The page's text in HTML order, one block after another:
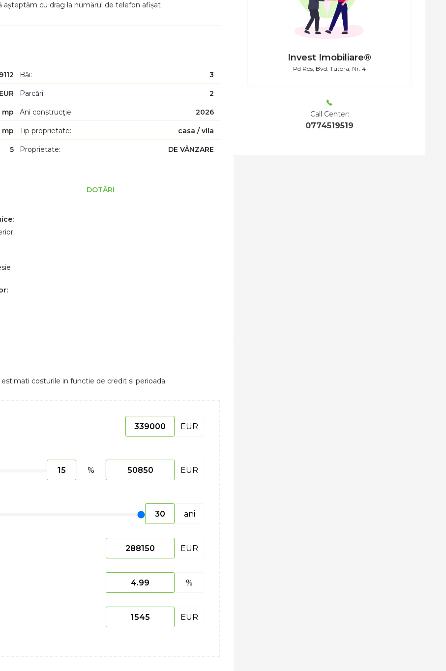
așteptăm cu drag la numărul de telefon afișat
mp
mp
5
Băi: 3
Parcări: 2
Ani construcţie: 2026
Tip proprietate: casa / vila
Proprietate: DE VÂNZARE
DOTĂRI
costurile in functie de credit si perioada:
EUR
%
EUR
ani
EUR
%
EUR
Invest Imobiliare®
Pd Ros, Bvd. Tutora, Nr. 4
Call Center:
0774519519